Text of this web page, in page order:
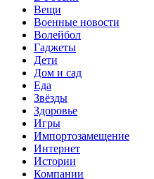
Вещи
Военные новости
Волейбол
Гаджеты
Дети
Дом и сад
Еда
Звёзды
Здоровье
Игры
Импортозамещение
Интернет
Истории
Компании